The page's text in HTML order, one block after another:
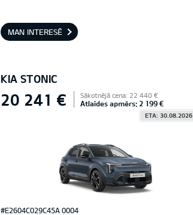
MAN INTERESĒ
KIA STONIC
20 241 € Sākotnējā cena: 22 440 €
Atlaides apmērs: 2 199 €
ETA: 30.08.2026
#E2604C029C45A 0004